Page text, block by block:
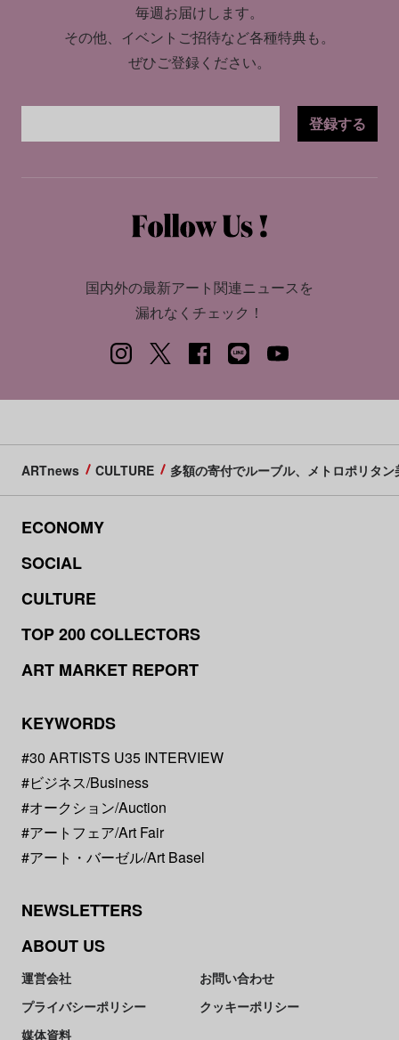
毎週お届けします。
その他、イベントご招待など各種特典も。
ぜひご登録ください。
登録する
国内外の最新アート関連ニュースを
漏れなくチェック！
ARTnews CULTURE 多額の寄付でルーブル、メトロポリタ
ECONOMY
SOCIAL
CULTURE
TOP 200 COLLECTORS
ART MARKET REPORT
KEYWORDS
#30 ARTISTS U35 INTERVIEW
#ビジネス/Business
#オークション/Auction
#アートフェア/Art Fair
#アート・バーゼル/Art Basel
NEWSLETTERS
ABOUT US
運営会社
お問い合わせ
プライバシーポリシー
クッキーポリシー
媒体資料